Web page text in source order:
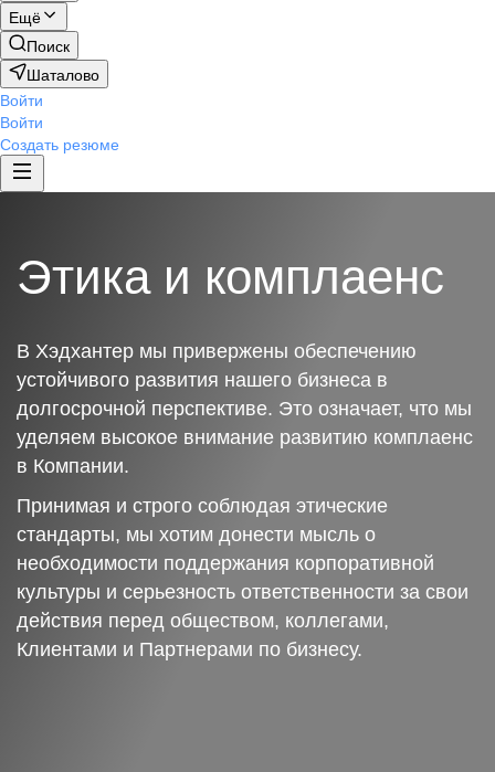
Ещё
Поиск
Шаталово
Войти
Войти
Создать резюме
Этика и комплаенс
В Хэдхантер мы привержены обеспечению
устойчивого развития нашего бизнеса в
долгосрочной перспективе. Это означает, что мы
уделяем высокое внимание развитию комплаенс
в Компании.
Принимая и строго соблюдая этические
стандарты, мы хотим донести мысль о
необходимости поддержания корпоративной
культуры и серьезность ответственности за свои
действия перед обществом, коллегами,
Клиентами и Партнерами по бизнесу.